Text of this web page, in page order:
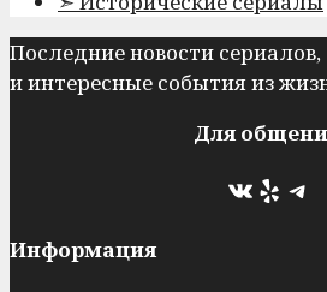
Последние новости
и интересные события из
Для
Yelp
Информация